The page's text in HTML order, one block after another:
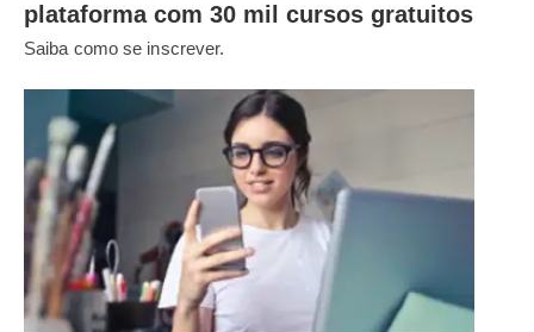
plataforma com 30 mil cursos gratuitos
Saiba como se inscrever.